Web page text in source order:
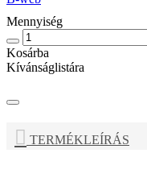
Mennyiség
Kosárba
Kívánságlistára
TERMÉKLEÍRÁS